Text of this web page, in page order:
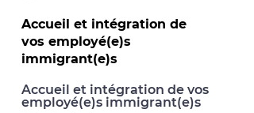
Accueil et intégration de
vos employé(e)s
immigrant(e)s
Accueil et intégration de vos
employé(e)s immigrant(e)s